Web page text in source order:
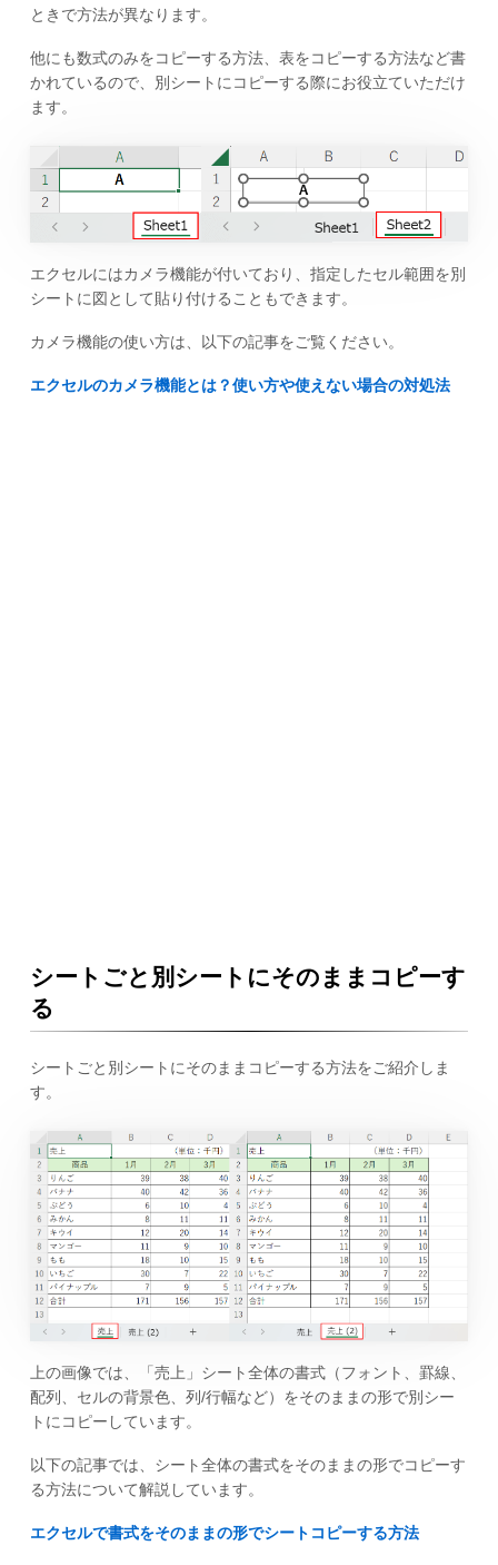
ときで方法が異なります。
他にも数式のみをコピーする方法、表をコピーする方法など書
かれているので、別シートにコピーする際にお役立ていただけ
ます。
エクセルにはカメラ機能が付いており、指定したセル範囲を別
シートに図として貼り付けることもできます。
カメラ機能の使い方は、以下の記事をご覧ください。
エクセルのカメラ機能とは？使い方や使えない場合の対処法
シートごと別シートにそのままコピーす
る
シートごと別シートにそのままコピーする方法をご紹介しま
す。
上の画像では、「売上」シート全体の書式（フォント、罫線、
配列、セルの背景色、列/行幅など）をそのままの形で別シー
トにコピーしています。
以下の記事では、シート全体の書式をそのままの形でコピーす
る方法について解説しています。
エクセルで書式をそのままの形でシートコピーする方法